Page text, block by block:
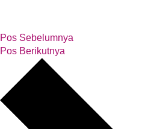
Pos Sebelumnya
Pos Berikutnya